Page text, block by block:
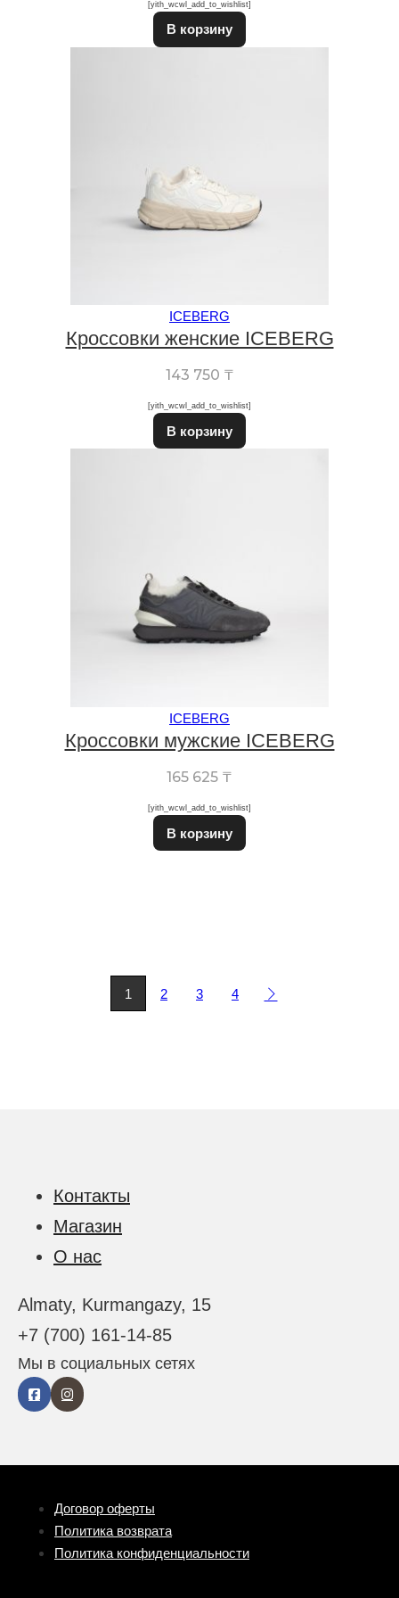
[yith_wcwl_add_to_wishlist]
В корзину Этот товар имеет
ICEBERG
Кроссовки женские ICEBERG
143 750 ₸
[yith_wcwl_add_to_wishlist]
В корзину Этот товар имеет
ICEBERG
Кроссовки мужские ICEBERG
165 625 ₸
[yith_wcwl_add_to_wishlist]
В корзину Этот товар имеет
1 2 3 4
Контакты
Магазин
О нас
Almaty, Kurmangazy, 15
+7 (700) 161-14-85
Мы в социальных сетях
Договор оферты
Политика возврата
Политика конфиденциальности